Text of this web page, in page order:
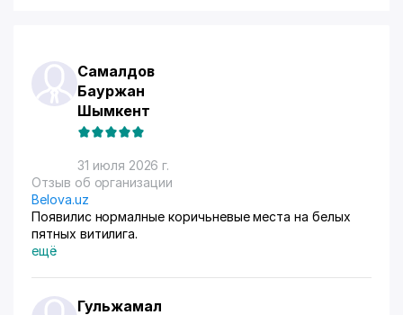
Самалдов
Бауржан
Шымкент
31 июля 2026 г.
Отзыв об организации
Belova.uz
Появилис нормалные коричьневые места на белых
пятных витилига.
ещё
Гульжамал